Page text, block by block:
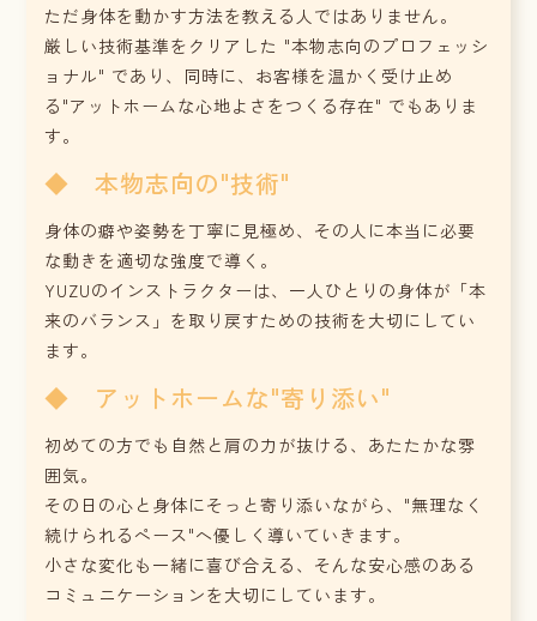
ただ身体を動かす方法を教える人ではありません。
厳しい技術基準をクリアした "本物志向のプロフェッシ
ョナル" であり、同時に、お客様を温かく受け止め
る"アットホームな心地よさをつくる存在" でもありま
す。
◆ 本物志向の"技術"
身体の癖や姿勢を丁寧に見極め、その人に本当に必要
な動きを適切な強度で導く。
YUZUのインストラクターは、一人ひとりの身体が「本
来のバランス」を取り戻すための技術を大切にしてい
ます。
◆ アットホームな"寄り添い"
初めての方でも自然と肩の力が抜ける、あたたかな雰
囲気。
その日の心と身体にそっと寄り添いながら、"無理なく
続けられるペース"へ優しく導いていきます。
小さな変化も一緒に喜び合える、そんな安心感のある
コミュニケーションを大切にしています。